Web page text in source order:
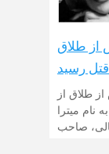
از طلاق
رسید
طلاق از
میترا
صاحب